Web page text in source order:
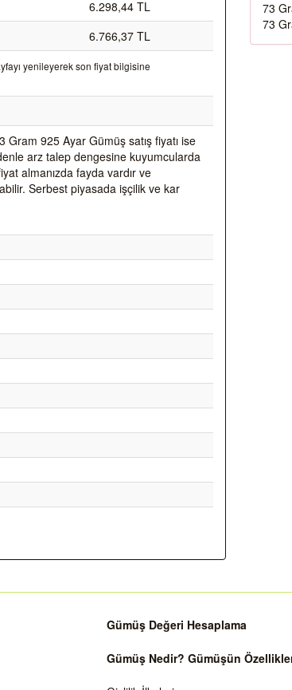
6.298,44 TL
6.766,37 TL
yenileyerek son fiyat bilgisine
Gram 925 Ayar Gümüş satış fiyatı ise
arz talep dengesine kuyumcularda
almanızda fayda vardır ve
Serbest piyasada işçilik ve kar
73
73
Gümüş Değeri Hesaplama
Gümüş Nedir? Gümüşün